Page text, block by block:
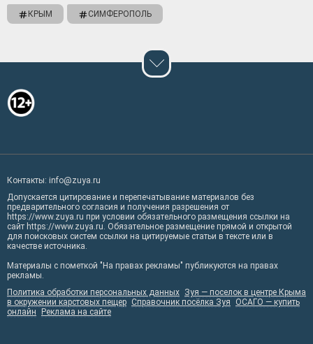
КРЫМ СИМФЕРОПОЛЬ
Контакты: info@zuya.ru
Допускается цитирование и перепечатывание материалов без
предварительного согласия и получения разрешения от
https://www.zuya.ru при условии обязательного размещения ссылки на
сайт https://www.zuya.ru. Обязательное размещение прямой и открытой
для поисковых систем ссылки на цитируемые статьи в тексте или в
качестве источника.
Материалы с пометкой "На правах рекламы" публикуются на правах
рекламы.
Политика обработки персональных данных Зуя — поселок в центре Крыма
в окружении карстовых пещер Справочник посёлка Зуя
ОСАГО — купить
онлайн
Реклама на сайте